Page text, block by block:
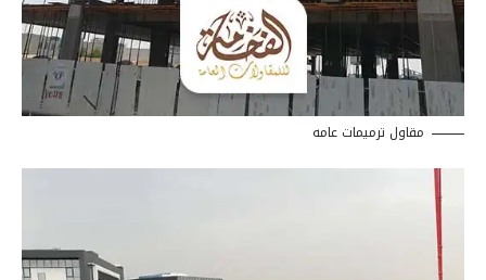
مقاول ترميمات عامه